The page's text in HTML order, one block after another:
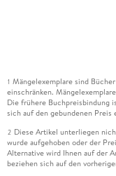
1 Mängelexemplare sind
einschränken.
Die frühere Buchpreisbindung
sich auf den gebundenen Preis
2 Diese Artikel unterliegen
wurde aufgehoben oder der
Alternative wird Ihnen auf der
beziehen sich auf den